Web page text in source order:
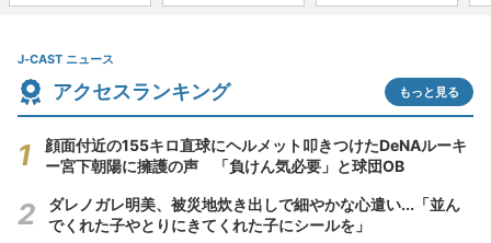
J-CAST ニュース
アクセスランキング もっと見る
顔面付近の155キロ直球にヘルメット叩きつけたDeNAルーキ
ー宮下朝陽に擁護の声 「負けん気必要」と球団OB
ダレノガレ明美、被災地炊き出しで細やかな心遣い...「並ん
でくれた子やとりにきてくれた子にシールを」